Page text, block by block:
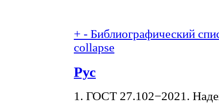
+ - Библиографический
collapse
Рус
1. ГОСТ 27.102−2021.